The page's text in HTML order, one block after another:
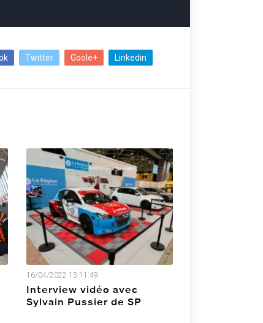
Twitter Goole+ Linkedin
16/04/2022 15:11:49
Interview vidéo avec
Sylvain Pussier de SP